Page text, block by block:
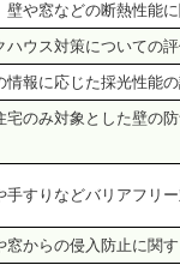
壁や窓などの断熱性能
ハウス対策についての
情報に応じた採光性能
宅のみ対象とした壁の
手すりなどバリアフリ
窓からの侵入防止に関